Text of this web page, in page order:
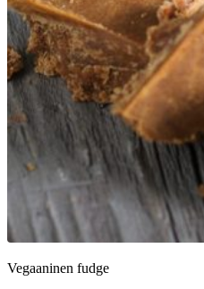
Vegaaninen fudge